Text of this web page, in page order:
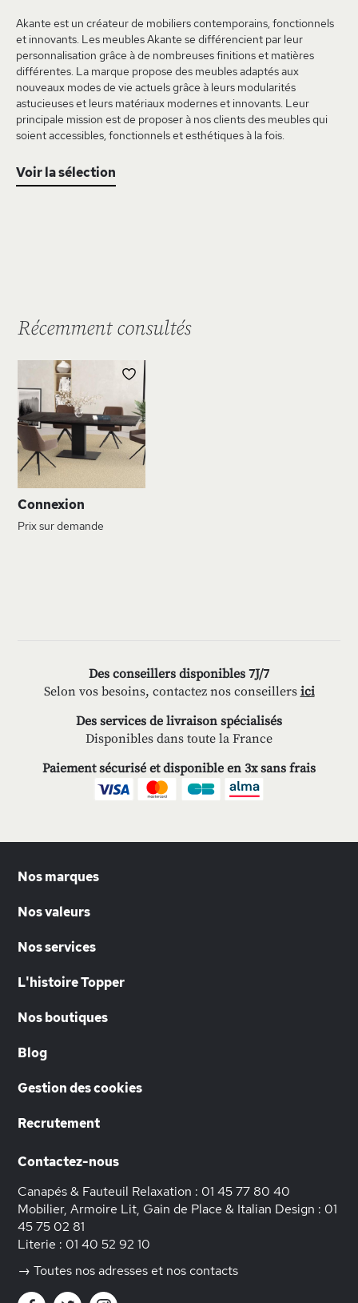
Akante est un créateur de mobiliers contemporains, fonctionnels
et innovants. Les meubles Akante se différencient par leur
personnalisation grâce à de nombreuses finitions et matières
différentes. La marque propose des meubles adaptés aux
nouveaux modes de vie actuels grâce à leurs modularités
astucieuses et leurs matériaux modernes et innovants. Leur
principale mission est de proposer à nos clients des meubles qui
soient accessibles, fonctionnels et esthétiques à la fois.
Voir la sélection
Récemment consultés
Connexion
Prix sur demande
AJOUTER
À
MA
LISTE
D’ENVIE
Des conseillers disponibles 7J/7
Selon vos besoins, contactez nos conseillers ici
Des services de livraison spécialisés
Disponibles dans toute la France
Paiement sécurisé et disponible en 3x sans frais
Nos marques
Nos valeurs
Nos services
L'histoire Topper
Nos boutiques
Blog
Gestion des cookies
Recrutement
Contactez-nous
Canapés & Fauteuil Relaxation : 01 45 77 80 40
Mobilier, Armoire Lit, Gain de Place & Italian Design : 01
45 75 02 81
Literie : 01 40 52 92 10
→ Toutes nos adresses et nos contacts